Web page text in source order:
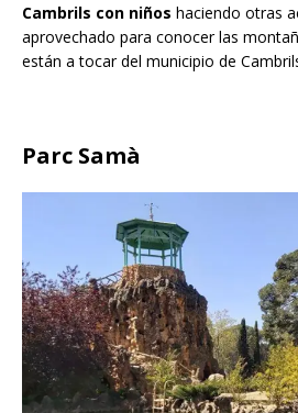
Cambrils con niños haciendo otras
aprovechado para conocer las
están a tocar del municipio de
Parc Samà